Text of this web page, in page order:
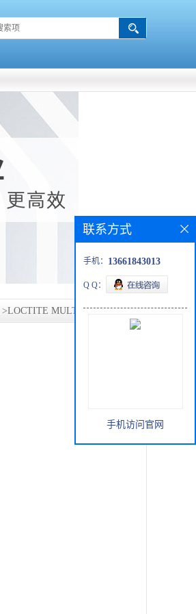
>LOCTITE MULTICORE MP 200
联系方式
手机： 13661843013
Q Q：
手机访问官网